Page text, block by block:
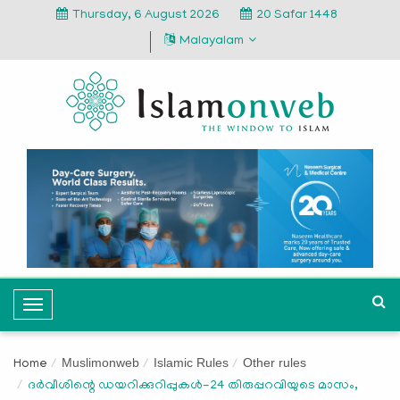
Thursday, 6 August 2026
20 Safar 1448
Malayalam
T
o
g
l
Home Muslimonweb Islamic Rules Other rules
ദർവീശിന്റെ ഡയറിക്കുറിപ്പുകൾ-24 തിരുപ്പറവിയുടെ മാസം,